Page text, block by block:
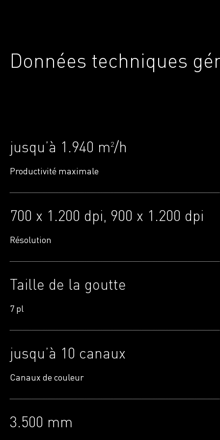
Données techniques
jusquʼà 1.940 m 2/h
Productivité maximale
700 x 1.200 dpi, 900 x 1.200 dpi
Résolution
Taille de la goutte
7 pl
jusquʼà 10 canaux
Canaux de couleur
3.500 mm